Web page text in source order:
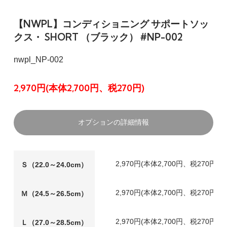
【NWPL】コンディショニング サポートソッ
クス・ SHORT （ブラック） #NP-002
nwpl_NP-002
2,970円(本体2,700円、税270円)
オプションの詳細情報
Ｓ（22.0～24.0cm） 2,970円(本体2,700円、税270円)
Ｍ（24.5～26.5cm） 2,970円(本体2,700円、税270円)
Ｌ（27.0～28.5cm） 2,970円(本体2,700円、税270円)